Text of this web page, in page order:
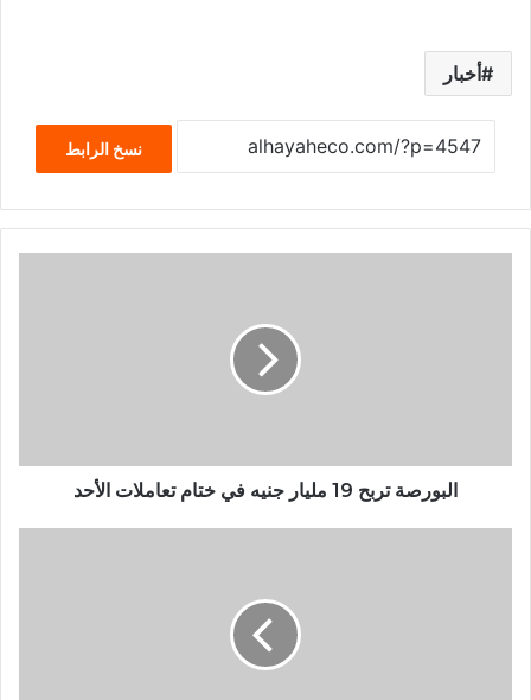
أخبار
نسخ الرابط
البورصة تربح 19 مليار جنيه في ختام تعاملات الأحد